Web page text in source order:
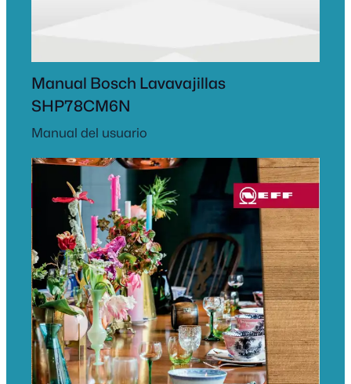
Manual Bosch Lavavajillas
SHP78CM6N
Manual del usuario